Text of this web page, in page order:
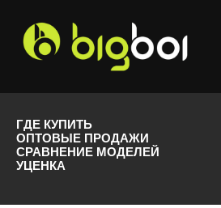
ГДЕ КУПИТЬ
ОПТОВЫЕ ПРОДАЖИ
СРАВНЕНИЕ МОДЕЛЕЙ
УЦЕНКА